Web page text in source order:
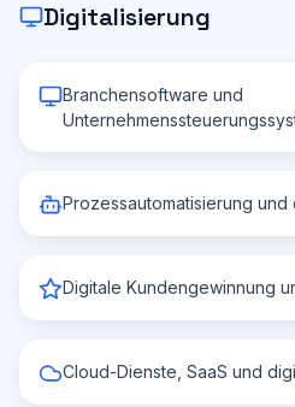
Digitalisierung
Branchensoftware und
Prozessautomatisierung
Digitale Kundengewinnung
Cloud-Dienste, SaaS und